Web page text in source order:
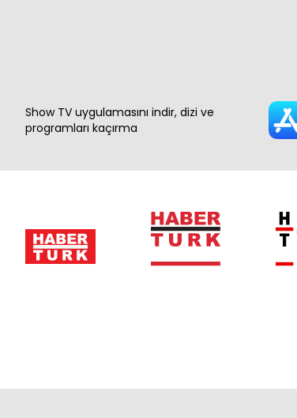
Show TV uygulamasını indir, dizi ve
programları kaçırma